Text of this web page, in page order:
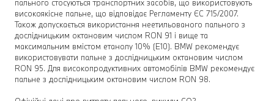
пального стосуються транспортних засобів, що використовують
високоякісне пальне, що відповідає Регламенту ЄС 715/2007.
Також допускається використання неетильованого пального з
дослідницьким октановим числом RON 91 і вище та
максимальним вмістом етанолу 10% (E10). BMW рекомендує
використовувати пальне з дослідницьким октановим числом
RON 95. Для високопродуктивних автомобілів BMW рекомендує
пальне з дослідницьким октановим числом RON 98.